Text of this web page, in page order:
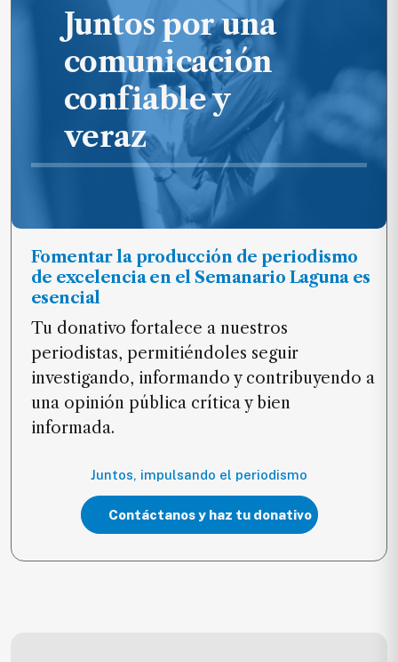
Juntos por una
comunicación
confiable y
veraz
Fomentar la producción de periodismo
de excelencia en el Semanario Laguna es
esencial
Tu donativo fortalece a nuestros
periodistas, permitiéndoles seguir
investigando, informando y contribuyendo a
una opinión pública crítica y bien
informada.
Juntos, impulsando el periodismo
Contáctanos y haz tu donativo